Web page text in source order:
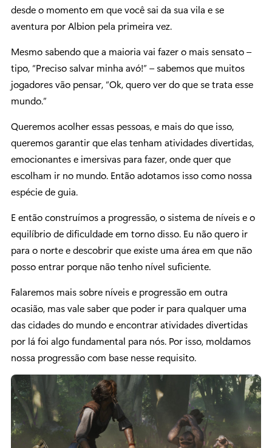
desde o momento em que você sai da sua vila e se
aventura por Albion pela primeira vez.
Mesmo sabendo que a maioria vai fazer o mais sensato –
tipo, “Preciso salvar minha avó!” – sabemos que muitos
jogadores vão pensar, “Ok, quero ver do que se trata esse
mundo.”
Queremos acolher essas pessoas, e mais do que isso,
queremos garantir que elas tenham atividades divertidas,
emocionantes e imersivas para fazer, onde quer que
escolham ir no mundo. Então adotamos isso como nossa
espécie de guia.
E então construímos a progressão, o sistema de níveis e o
equilíbrio de dificuldade em torno disso. Eu não quero ir
para o norte e descobrir que existe uma área em que não
posso entrar porque não tenho nível suficiente.
Falaremos mais sobre níveis e progressão em outra
ocasião, mas vale saber que poder ir para qualquer uma
das cidades do mundo e encontrar atividades divertidas
por lá foi algo fundamental para nós. Por isso, moldamos
nossa progressão com base nesse requisito.